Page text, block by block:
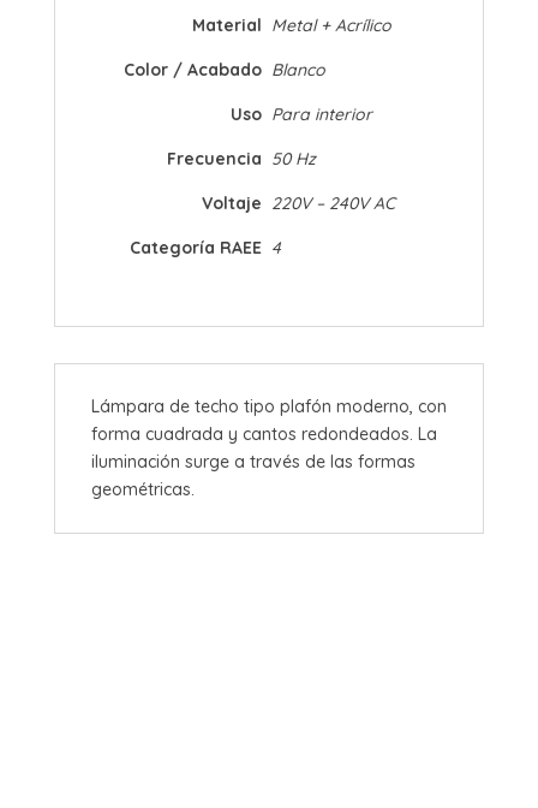
Material Metal + Acrílico
Color / Acabado Blanco
Uso Para interior
Frecuencia 50 Hz
Voltaje 220V – 240V AC
Categoría RAEE 4
Lámpara de techo tipo plafón moderno, con
forma cuadrada y cantos redondeados. La
iluminación surge a través de las formas
geométricas.